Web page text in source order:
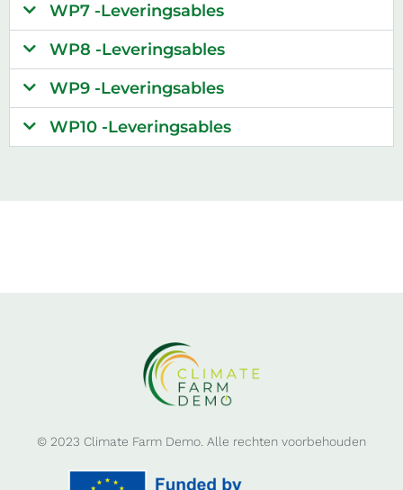
WP7 -Leveringsables
WP8 -Leveringsables
WP9 -Leveringsables
WP10 -Leveringsables
© 2023 Climate Farm Demo. Alle rechten voorbehouden